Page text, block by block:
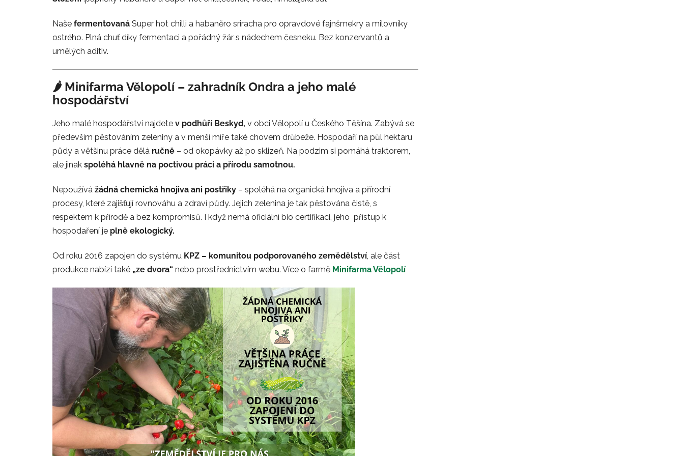
Naše fermentovaná Super hot chilli a habaněro sriracha pro opravdové fajnšmekry a milovníky
ostrého. Plná chuť díky fermentaci a pořádný žár s nádechem česneku. Bez konzervantů a
umělých aditiv.
🌶️ Minifarma Vělopolí – zahradník Ondra a jeho malé
hospodářství
Jeho malé hospodářství najdete v podhůří Beskyd, v obci Vělopolí u Českého Těšína. Zabývá se
především pěstováním zeleniny a v menší míře také chovem drůbeže. Hospodaří na půl hektaru
půdy a většinu práce dělá ručně – od okopávky až po sklizeň. Na podzim si pomáhá traktorem,
ale jinak spoléhá hlavně na poctivou práci a přírodu samotnou.
Nepoužívá žádná chemická hnojiva ani postřiky – spoléhá na organická hnojiva a přírodní
procesy, které zajišťují rovnováhu a zdraví půdy. Jejich zelenina je tak pěstována čistě, s
respektem k přírodě a bez kompromisů. I když nemá oficiální bio certifikaci, jeho přístup k
hospodaření je plně ekologický.
Od roku 2016 zapojen do systému KPZ – komunitou podporovaného zemědělství, ale část
produkce nabízí také „ze dvora“ nebo prostřednictvím webu. Více o farmě Minifarma Vělopolí